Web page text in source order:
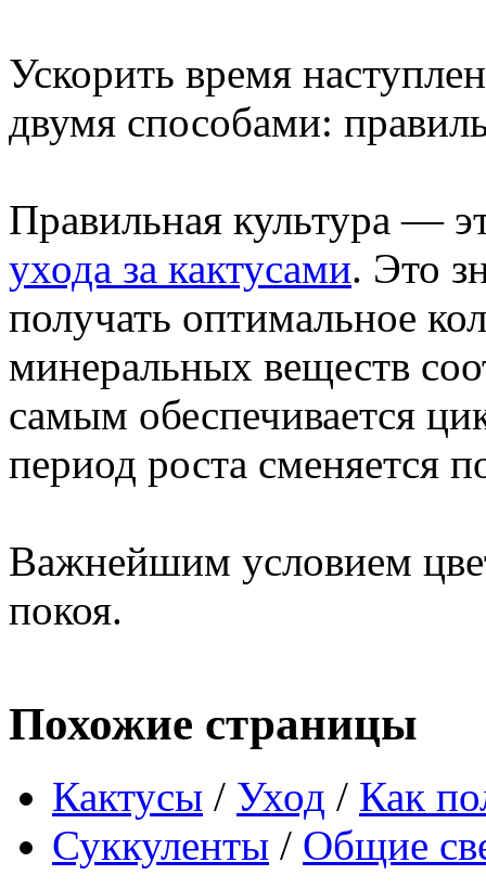
Ускорить время
двумя способами:
Правильная культура —
ухода за кактусами. Это
получать оптимальное
минеральных веществ
самым обеспечивается
период роста сменяется
Важнейшим условием
покоя.
Похожие страницы
Кактусы / Уход / Как
Суккуленты / Общие